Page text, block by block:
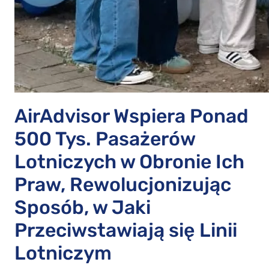
AirAdvisor Wspiera Ponad
500 Tys. Pasażerów
Lotniczych w Obronie Ich
Praw, Rewolucjonizując
Sposób, w Jaki
Przeciwstawiają się Linii
Lotniczym